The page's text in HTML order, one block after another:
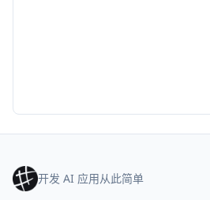
开发 AI 应用从此简单